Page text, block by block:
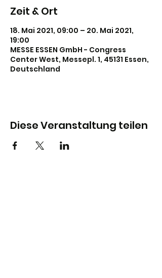
Zeit & Ort
18. Mai 2021, 09:00 – 20. Mai 2021,
19:00
MESSE ESSEN GmbH - Congress
Center West, Messepl. 1, 45131 Essen,
Deutschland
Diese Veranstaltung teilen